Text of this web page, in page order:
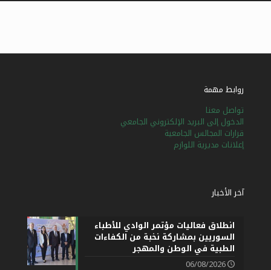
روابط مهمة
تواصل معنا
الدخول إلى البريد الإلكتروني الجامعي
قرارات المجالس الجامعية
إعلانات مديرية اللوازم
آخر الأخبار
انطلاق فعاليات مؤتمر الوادي للأطباء
السوريين بمشاركة نخبة من الكفاءات
الطبية في الوطن والمهجر
06/08/2026